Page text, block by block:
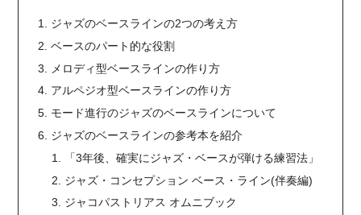
ジャズのベースラインの2つの考え方
ベースのパート的な役割
メロディ型ベースラインの作り方
アルペジオ型ベースラインの作り方
モード進行のジャズのベースラインについて
ジャズのベースラインの参考本を紹介
「3年後、確実にジャズ・ベースが弾ける練習法」
ジャズ・コンセプション ベース・ライン(伴奏編)
ジャコパストリアス オムニブック